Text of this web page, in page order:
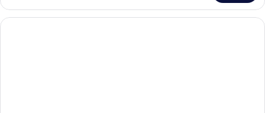
Family
Suite
with